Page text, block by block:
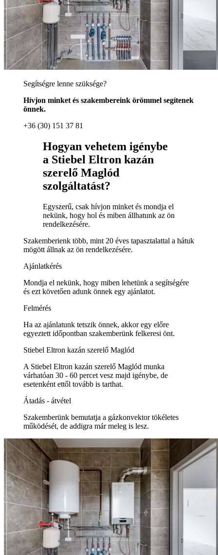
Segítségre lenne szüksége?
Hívjon minket és szakembereink örömmel segítenek
önnek.
+36 (30) 151 37 81
Hogyan vehetem igénybe
a Stiebel Eltron kazán
szerelő Maglód
szolgáltatást?
Egyszerű, csak hívjon minket és mondja el
nekünk, hogy hol és miben állhatunk az ön
rendelkezésére.
Szakemberienk több, mint 20 éves tapasztalattal a hátuk
mögött állnak az ön rendelkezésére.
Ajánlatkérés
Mondja el nekünk, hogy miben lehetünk a segítségére
és ezt követően adunk önnek egy ajánlatot.
Felmérés
Ha az ajánlatunk tetszik önnek, akkor egy előre
egyeztett időpontban szakemberünk felkeresi önt.
Stiebel Eltron kazán szerelő Maglód
A Stiebel Eltron kazán szerelő Maglód munka
várhatóan 30 - 60 percet vesz majd igénybe, de
esetenként ettől tovább is tarthat.
Átadás - átvétel
Szakemberünk bemutatja a gázkonvektor tökéletes
működését, de addigra már meleg is lesz.